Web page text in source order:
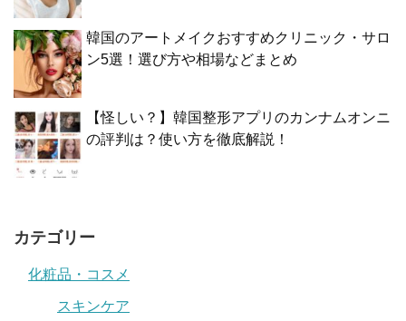
韓国のアートメイクおすすめクリニック・サロ
ン5選！選び方や相場などまとめ
【怪しい？】韓国整形アプリのカンナムオンニ
の評判は？使い方を徹底解説！
カテゴリー
化粧品・コスメ
スキンケア